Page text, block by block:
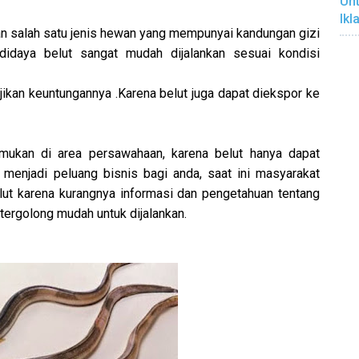
salah satu jenis hewan yang mempunyai kandungan gizi
belut sangat mudah dijalankan sesuai kondisi
keuntungannya .Karena belut juga dapat diekspor ke
di area persawahaan, karena belut hanya dapat
peluang bisnis bagi anda, saat ini masyarakat
karena kurangnya informasi dan pengetahuan tentang
mudah untuk dijalankan.